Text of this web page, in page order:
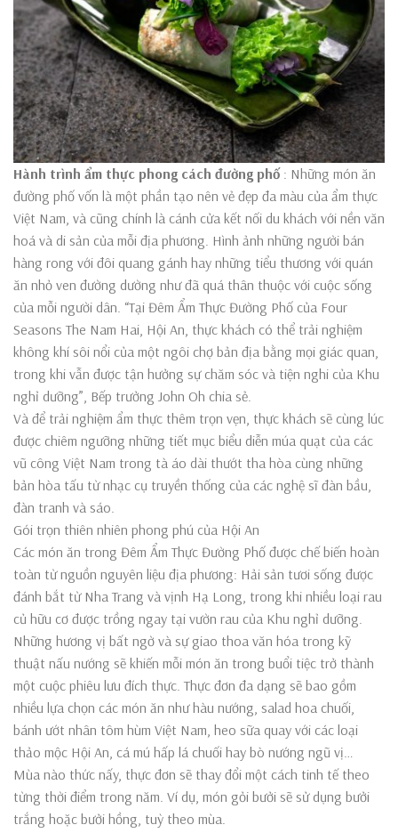
Hành trình ẩm thực phong cách đường phố: Những món ăn
đường phố vốn là một phần tạo nên vẻ đẹp đa màu của ẩm thực
Việt Nam, và cũng chính là cánh cửa kết nối du khách với nền văn
hoá và di sản của mỗi địa phương. Hình ảnh những người bán
hàng rong với đôi quang gánh hay những tiểu thương với quán
ăn nhỏ ven đường dường như đã quá thân thuộc với cuộc sống
của mỗi người dân. “Tại Đêm Ẩm Thực Đường Phố của Four
Seasons The Nam Hai, Hội An, thực khách có thể trải nghiệm
không khí sôi nổi của một ngôi chợ bản địa bằng mọi giác quan,
trong khi vẫn được tận hưởng sự chăm sóc và tiện nghi của Khu
nghỉ dưỡng”, Bếp trưởng John Oh chia sẻ.
Và để trải nghiệm ẩm thực thêm trọn vẹn, thực khách sẽ cùng lúc
được chiêm ngưỡng những tiết mục biểu diễn múa quạt của các
vũ công Việt Nam trong tà áo dài thướt tha hòa cùng những
bản hòa tấu từ nhạc cụ truyền thống của các nghệ sĩ đàn bầu,
đàn tranh và sáo.
Gói trọn thiên nhiên phong phú của Hội An
Các món ăn trong Đêm Ẩm Thực Đường Phố được chế biến hoàn
toàn từ nguồn nguyên liệu địa phương: Hải sản tươi sống được
đánh bắt từ Nha Trang và vịnh Hạ Long, trong khi nhiều loại rau
củ hữu cơ được trồng ngay tại vườn rau của Khu nghỉ dưỡng.
Những hương vị bất ngờ và sự giao thoa văn hóa trong kỹ
thuật nấu nướng sẽ khiến mỗi món ăn trong buổi tiệc trở thành
một cuộc phiêu lưu đích thực. Thực đơn đa dạng sẽ bao gồm
nhiều lựa chọn các món ăn như hàu nướng, salad hoa chuối,
bánh ướt nhân tôm hùm Việt Nam, heo sữa quay với các loại
thảo mộc Hội An, cá mú hấp lá chuối hay bò nướng ngũ vị…
Mùa nào thức nấy, thực đơn sẽ thay đổi một cách tinh tế theo
từng thời điểm trong năm. Ví dụ, món gỏi bưởi sẽ sử dụng bưởi
trắng hoặc bưởi hồng, tuỳ theo mùa.